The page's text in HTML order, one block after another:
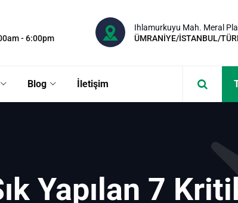
- 6:00pm
Ihlamurkuyu Mah. Meral
ÜMRANİYE/İSTANBUL/
Blog İletişim
Yapılan 7